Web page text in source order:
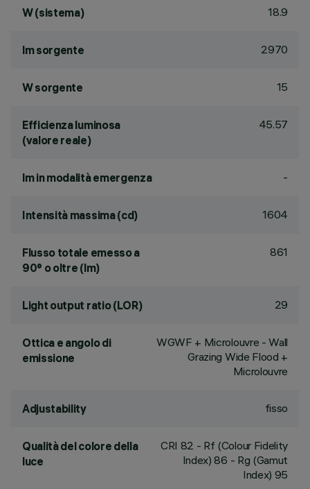
W (sistema) 18.9
lm sorgente 2970
W sorgente 15
Efficienza luminosa
(valore reale)
45.57
lm in modalità emergenza -
Intensità massima (cd) 1604
Flusso totale emesso a
90° o oltre (lm)
861
Light output ratio (LOR) 29
Ottica e angolo di
emissione
WGWF + Microlouvre - Wall
Grazing Wide Flood +
Microlouvre
Adjustability fisso
Qualità del colore della
luce
CRI 82 - Rf (Colour Fidelity
Index) 86 - Rg (Gamut
Index) 95